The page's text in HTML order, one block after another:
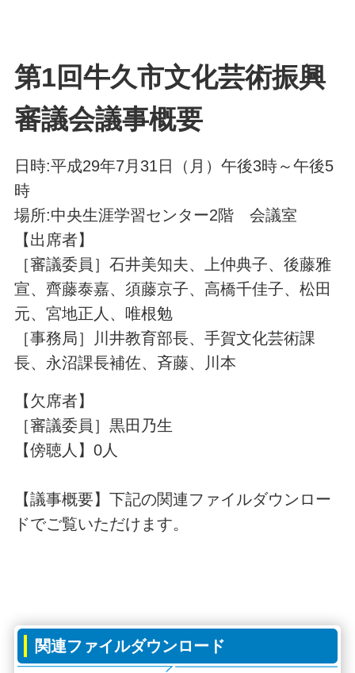
第1回牛久市文化芸術振興
審議会議事概要
日時:平成29年7月31日（月）午後3時～午後5
時
場所:中央生涯学習センター2階 会議室
【出席者】
［審議委員］ 石井美知夫、上仲典子、後藤雅
宣、齊藤泰嘉、須藤京子、高橋千佳子、松田
元、宮地正人、唯根勉
［事務局］川井教育部長、手賀文化芸術課
長、永沼課長補佐、斉藤、川本
【欠席者】
［審議委員］黒田乃生
【傍聴人】0人
【議事概要】 下記の関連ファイルダウンロー
ドでご覧いただけます。
関連ファイルダウンロード